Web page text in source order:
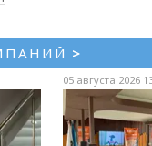
>
05 августа 2026